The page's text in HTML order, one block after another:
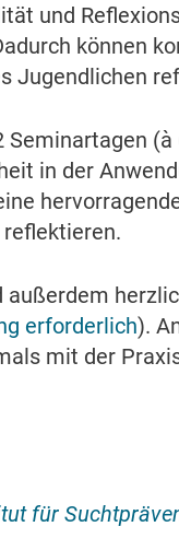
und
können
Jugendlichen
in der
erforderlich).
mit der
für